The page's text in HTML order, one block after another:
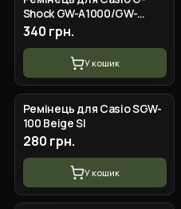
Shock GW-A1000/GW-
4000/GA-1000 Red Silver
340 грн.
У кошик
Ремінець для Casio SGW-
100 Beige SI
280 грн.
У кошик